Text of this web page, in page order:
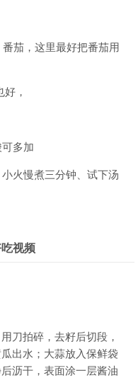
茄，这里最好把番茄用
，
多加
火慢煮三分钟、试下汤
视频
刀拍碎，去籽后切段，
出水；大蒜放入保鲜袋
沥干，表面涂一层酱油